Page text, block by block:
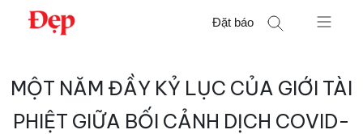
Chuyển
Đặt báo
kiếm
cho:
MỘT NĂM ĐẦY KỶ LỤC CỦA GIỚI TÀI
PHIỆT GIỮA BỐI CẢNH DỊCH COVID-